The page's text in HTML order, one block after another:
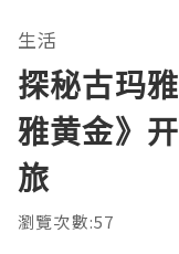
生活
探秘古玛
雅黄金》
旅
瀏覽次數:57